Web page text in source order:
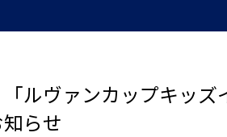
ルヴァンカップキッズ
らせ